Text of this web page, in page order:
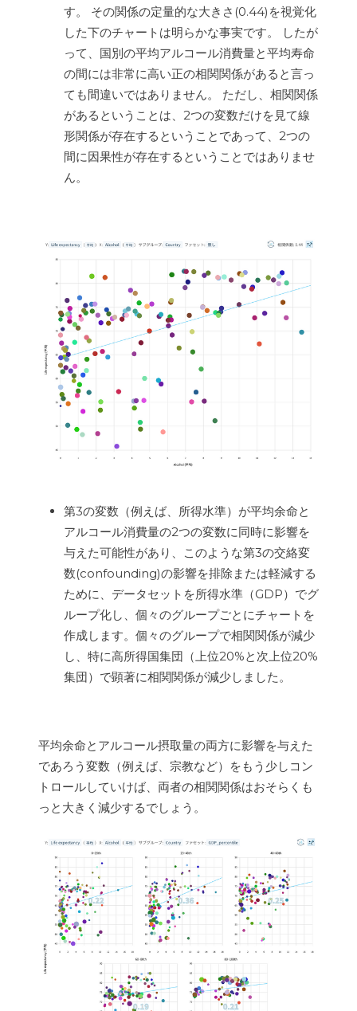
す。 その関係の定量的な大きさ(0.44)を視覚化
した下のチャートは明らかな事実です。 したが
って、国別の平均アルコール消費量と平均寿命
の間には非常に高い正の相関関係があると言っ
ても間違いではありません。 ただし、相関関係
があるということは、2つの変数だけを見て線
形関係が存在するということであって、2つの
間に因果性が存在するということではありませ
ん。
第3の変数（例えば、所得水準）が平均余命と
アルコール消費量の2つの変数に同時に影響を
与えた可能性があり、このような第3の交絡変
数(confounding)の影響を排除または軽減する
ために、データセットを所得水準（GDP）でグ
ループ化し、個々のグループごとにチャートを
作成します。個々のグループで相関関係が減少
し、特に高所得国集団（上位20%と次上位20%
集団）で顕著に相関関係が減少しました。
平均余命とアルコール摂取量の両方に影響を与えた
であろう変数（例えば、宗教など）をもう少しコン
トロールしていけば、両者の相関関係はおそらくも
っと大きく減少するでしょう。